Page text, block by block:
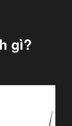
gì?